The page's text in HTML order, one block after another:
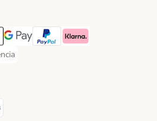
Payment Method
Payment Method
Google Pay Payment Method
PayPal Payment Method
Klarna Payment Method
Payment Method
Method
Shipping Method
paack Shipping Method